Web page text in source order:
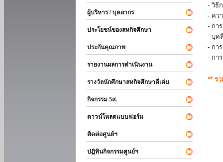
ผู้บริหาร / บุคลากร
ประโยชน์ของสหกิจศึกษา
ประกันคุณภาพ
รายงานผลการดำเนินงาน
รางวัลนักศึกษาสหกิจศึกษาดีเด่น
กิจกรรม 5ส.
ดาวน์โหลดแบบฟอร์ม
ติดต่อศูนย์ฯ
ปฏิทินกิจกรรมศูนย์ฯ
- วิธี
- คว
- กา
- บุค
- กา
- กา
** ร